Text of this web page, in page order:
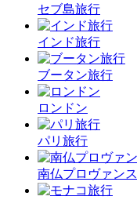
セブ島旅行
インド旅行
ブータン旅行
ロンドン
パリ旅行
南仏プロヴァンス